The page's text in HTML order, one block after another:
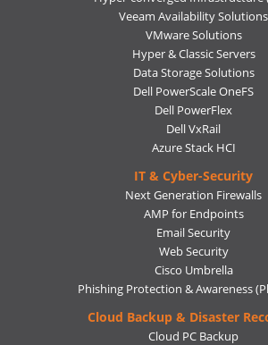
Veeam Availability Solutions
VMware Solutions
Hyper & Classic Servers
Data Storage Solutions
Dell PowerScale OneFS
Dell PowerFlex
Dell VxRail
Azure Stack HCI
IT & Cyber-Security
Next Generation Firewalls
AMP for Endpoints
Email Security
Web Security
Cisco Umbrella
Phishing Protection & Awareness
Cloud Backup & Disaster
Cloud PC Backup